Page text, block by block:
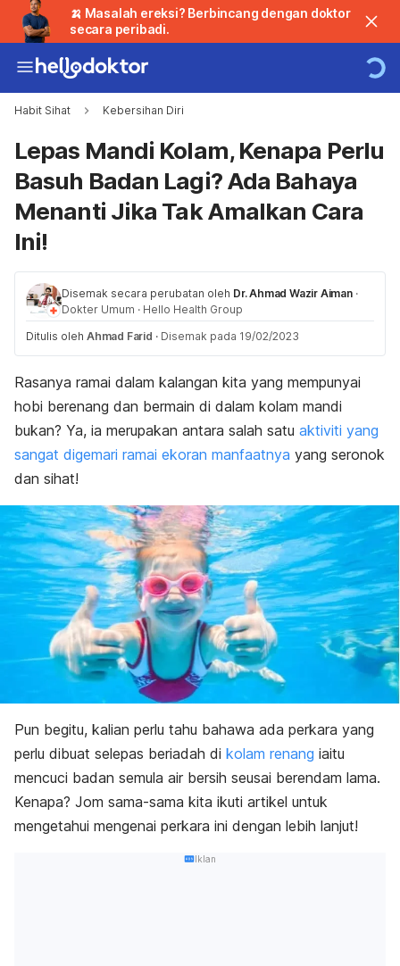
🍌 Masalah ereksi? Berbincang dengan doktor
secara peribadi.
Habit Sihat Kebersihan Diri
Lepas Mandi Kolam, Kenapa Perlu
Basuh Badan Lagi? Ada Bahaya
Menanti Jika Tak Amalkan Cara
Ini!
Disemak secara perubatan oleh Dr. Ahmad Wazir Aiman ·
Dokter Umum · Hello Health Group
Ditulis oleh Ahmad Farid · Disemak pada 19/02/2023
Rasanya ramai dalam kalangan kita yang mempunyai
hobi berenang dan bermain di dalam kolam mandi
bukan? Ya, ia merupakan antara salah satu aktiviti yang
sangat digemari ramai ekoran manfaatnya yang seronok
dan sihat!
Pun begitu, kalian perlu tahu bahawa ada perkara yang
perlu dibuat selepas beriadah di kolam renang iaitu
mencuci badan semula air bersih seusai berendam lama.
Kenapa? Jom sama-sama kita ikuti artikel untuk
mengetahui mengenai perkara ini dengan lebih lanjut!
Iklan